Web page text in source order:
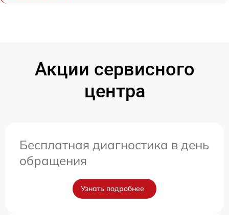
Акции сервисного
центра
Бесплатная диагностика в день
обращения
Узнать подробнее